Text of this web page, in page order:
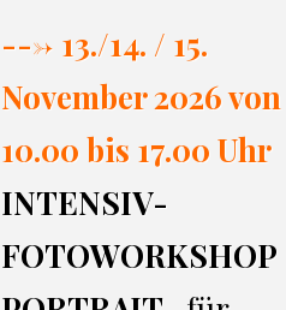
---> 13./14. / 15.
November 2026 von
10.00 bis 17.00 Uhr
INTENSIV-
FOTOWORKSHOP